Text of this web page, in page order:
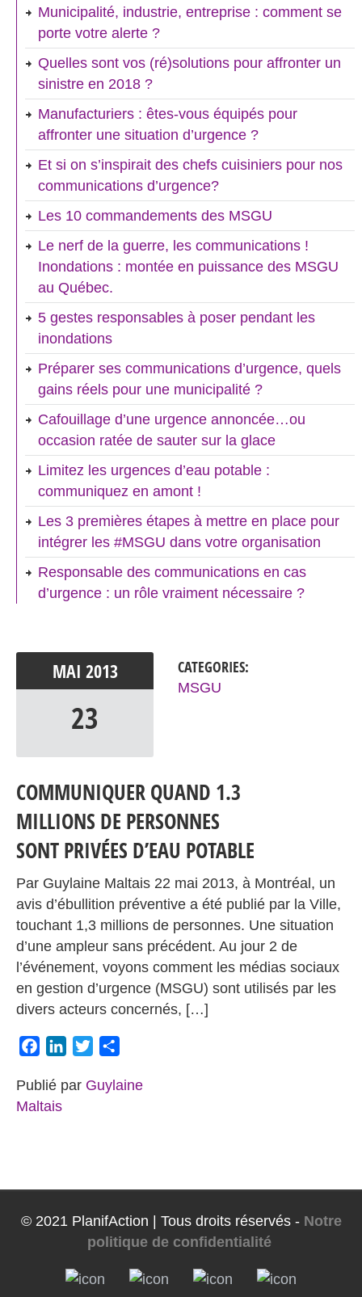
Municipalité, industrie, entreprise : comment se
porte votre alerte ?
Quelles sont vos (ré)solutions pour affronter un
sinistre en 2018 ?
Manufacturiers : êtes-vous équipés pour
affronter une situation d’urgence ?
Et si on s’inspirait des chefs cuisiniers pour nos
communications d’urgence?
Les 10 commandements des MSGU
Le nerf de la guerre, les communications !
Inondations : montée en puissance des MSGU
au Québec.
5 gestes responsables à poser pendant les
inondations
Préparer ses communications d’urgence, quels
gains réels pour une municipalité ?
Cafouillage d’une urgence annoncée…ou
occasion ratée de sauter sur la glace
Limitez les urgences d’eau potable :
communiquez en amont !
Les 3 premières étapes à mettre en place pour
intégrer les #MSGU dans votre organisation
Responsable des communications en cas
d’urgence : un rôle vraiment nécessaire ?
MAI 2013
23
CATEGORIES:
MSGU
COMMUNIQUER QUAND 1.3
MILLIONS DE PERSONNES
SONT PRIVÉES D’EAU POTABLE
Par Guylaine Maltais 22 mai 2013, à Montréal, un
avis d’ébullition préventive a été publié par la Ville,
touchant 1,3 millions de personnes. Une situation
d’une ampleur sans précédent. Au jour 2 de
l’événement, voyons comment les médias sociaux
en gestion d’urgence (MSGU) sont utilisés par les
divers acteurs concernés, […]
FacebookLinkedIn
Twitter
Publié par Guylaine
Maltais
© 2021 PlanifAction | Tous droits réservés - Notre
politique de confidentialité